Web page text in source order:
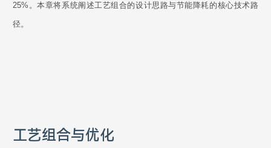
25%。本章将系统阐述工艺组合的设计思路与节能降耗的核心技术路
径。
工艺组合与优化